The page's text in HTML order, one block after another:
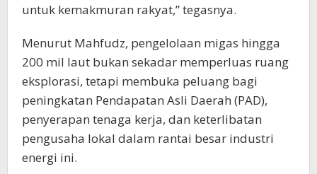
untuk kemakmuran rakyat,” tegasnya.
Menurut Mahfudz, pengelolaan migas hingga
200 mil laut bukan sekadar memperluas ruang
eksplorasi, tetapi membuka peluang bagi
peningkatan Pendapatan Asli Daerah (PAD),
penyerapan tenaga kerja, dan keterlibatan
pengusaha lokal dalam rantai besar industri
energi ini.